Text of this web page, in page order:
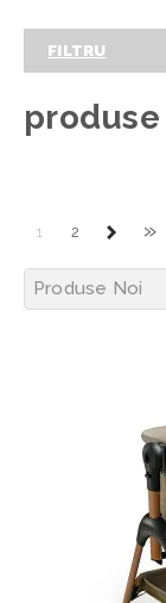
FILTRU
produse
1 2 »